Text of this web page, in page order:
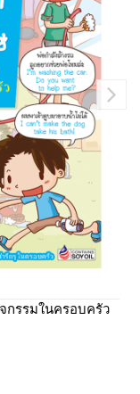
กรรมในครอบครัว